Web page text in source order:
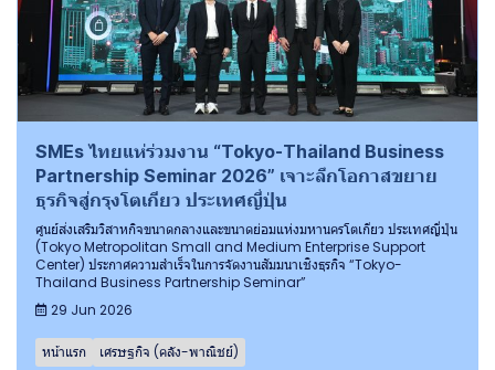
SMEs ไทยแห่ร่วมงาน “Tokyo-Thailand Business
Partnership Seminar 2026” เจาะลึกโอกาสขยาย
ธุรกิจสู่กรุงโตเกียว ประเทศญี่ปุ่น
ศูนย์ส่งเสริมวิสาหกิจขนาดกลางและขนาดย่อมแห่งมหานครโตเกียว ประเทศญี่ปุ่น
(Tokyo Metropolitan Small and Medium Enterprise Support
Center) ประกาศความสำเร็จในการจัดงานสัมมนาเชิงธุรกิจ “Tokyo-
Thailand Business Partnership Seminar”
29 Jun 2026
หน้าแรก เศรษฐกิจ (คลัง-พาณิชย์)